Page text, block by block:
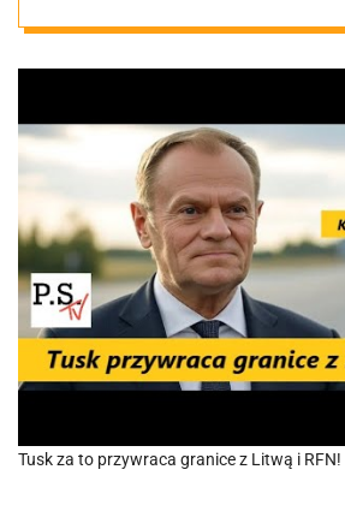
Tusk za to przywraca granice z Litwą i RFN!